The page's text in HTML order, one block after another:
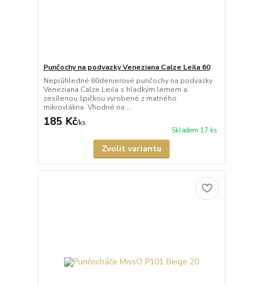
Punčochy na podvazky Veneziana Calze Leila 60
Neprůhledné 60denierové punčochy na podvazky
Veneziana Calze Leila s hladkým lemem a
zesílenou špičkou vyrobené z matného
mikrovlákna. Vhodné na ...
185 Kč/ks
Skladem 17 ks
Zvolit variantu